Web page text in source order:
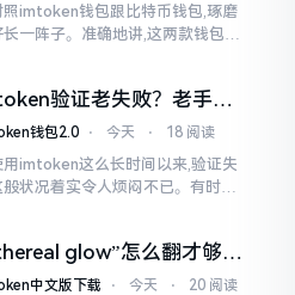
照imtoken钱包跟比特币钱包,琢磨
长一阵子。准确地讲,这两款钱包我
观
验证老失败？老手教
招搞定
钱包2.0 ⋅ 今天 ⋅ 18 阅读
用imtoken这么长时间以来,验证失
般状况着实令人烦闷不已。有时急
点。
glow”怎么翻才够味
翻译圈老油条的私房话
中文版下载 ⋅ 今天 ⋅ 20 阅读